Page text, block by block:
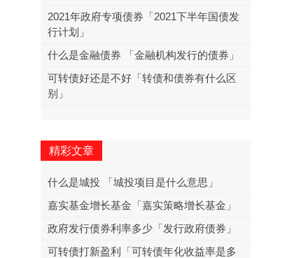
2021年政府专项债券「2021下半年国债发
行计划」
什么是金融债券 「金融机构发行的债券」
可转债好还是不好「转债和债券有什么区
别」
精彩文章
什么是城投 「城投项目是什么意思」
嘉实基金增长基金「嘉实策略增长基金」
政府发行债券利率多少「发行政府债券」
可转债打新盈利「可转债年化收益率是多